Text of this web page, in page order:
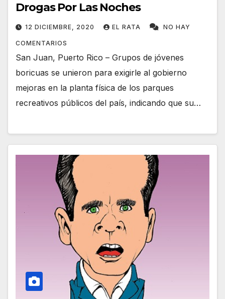
Drogas Por Las Noches
12 DICIEMBRE, 2020 EL RATA NO HAY
COMENTARIOS
San Juan, Puerto Rico – Grupos de jóvenes
boricuas se unieron para exigirle al gobierno
mejoras en la planta física de los parques
recreativos públicos del país, indicando que su…